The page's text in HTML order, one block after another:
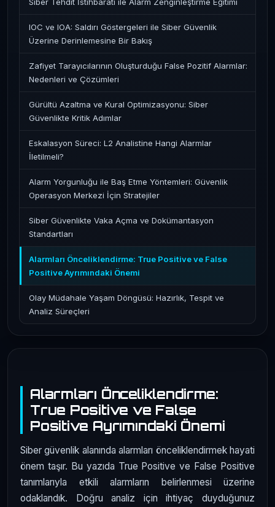
Alarmları Önceliklendirme:
True Positive ve False
Positive Ayrımındaki Önemi
Siber güvenlik alanında alarmları önceliklendirmek hayati
önem taşır. Bu yazıda True Positive ve False Positive
tanımlarıyla etkili alarmların belirlenmesi üzerine
odaklandık. Doğru analiz için ihtiyaç duyduğunuz
IOC ve IOA: Saldırı Göstergeleri ile Siber Güvenlik
Üzerine Derinlemesine Bir Bakış
Zafiyet Tarayıcılarının Oluşturduğu False Pozitif Alarmlar:
Nedenleri ve Çözümleri
Gürültü Azaltma ve Kural Optimizasyonu: Siber
Güvenlikte Kritik Adımlar
Eskalasyon Süreci: L2 Analistine Hangi Alarmlar
İletilmeli?
Alarm Yorgunluğu ile Baş Etme Yöntemleri: Güvenlik
Operasyon Merkezi İçin Stratejiler
Siber Güvenlikte Vaka Açma ve Dokümantasyon
Standartları
Alarmları Önceliklendirme: True Positive ve False
Positive Ayrımındaki Önemi
Olay Müdahale Yaşam Döngüsü: Hazırlık, Tespit ve
Analiz Süreçleri